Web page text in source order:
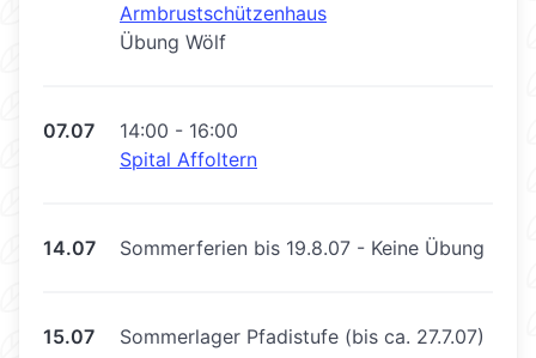
Armbrustschützenhaus
Übung Wölf
07.07
14:00 - 16:00
Spital Affoltern
14.07 Sommerferien bis 19.8.07 - Keine Übung
15.07 Sommerlager Pfadistufe (bis ca. 27.7.07)